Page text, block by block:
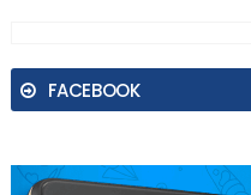
FACEBOOK